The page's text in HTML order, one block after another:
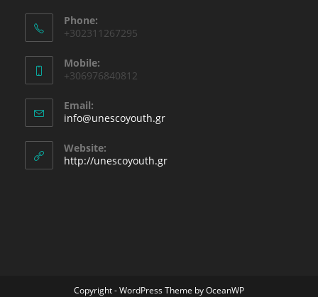
Phone:
+302311267295
Mobile:
+306976840812
Email:
info@unescoyouth.grOpens
application
Website:
http://unescoyouth.gr
Copyright - WordPress Theme by OceanWP